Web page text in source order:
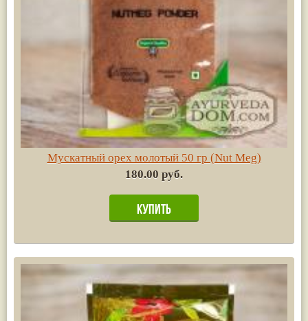
Мускатный орех молотый 50 гр (Nut Meg)
180.00 руб.